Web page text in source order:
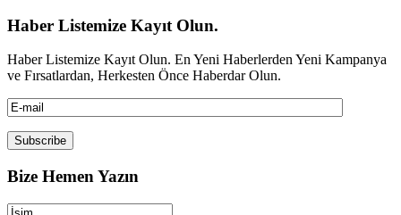
Haber Listemize Kayıt Olun.
Haber Listemize Kayıt Olun. En Yeni Haberlerden Yeni Kampanya
ve Fırsatlardan, Herkesten Önce Haberdar Olun.
Bize Hemen Yazın